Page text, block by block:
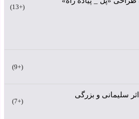
+13
+9
اثر سلیمانی و بزرگی
+7